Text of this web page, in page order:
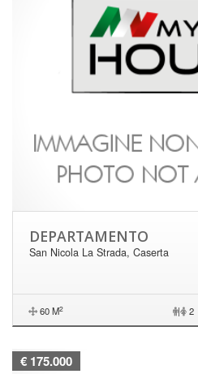
DEPARTAMENTO
San Nicola La Strada, Caserta
60 M2 | 2
€ 175.000